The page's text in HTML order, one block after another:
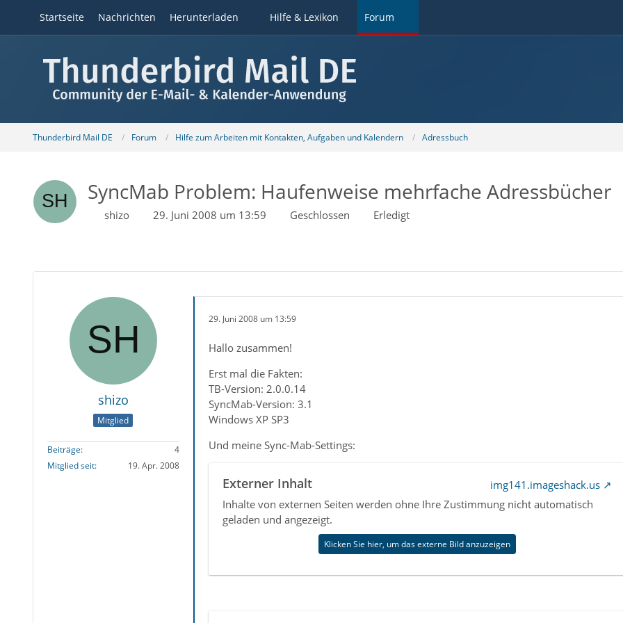
Startseite Nachrichten Herunterladen Hilfe & Lexikon Forum
Thunderbird Mail DE Forum Hilfe zum Arbeiten mit Kontakten, Aufgaben und Kalendern Adressbuch
SyncMab Problem: Haufenweise mehrfache Adressbücher
shizo 29. Juni 2008 um 13:59 Geschlossen Erledigt
shizo
Mitglied
Beiträge
4
Mitglied seit
19. Apr. 2008
29. Juni 2008 um 13:59
Hallo zusammen!
Erst mal die Fakten:
TB-Version: 2.0.0.14
SyncMab-Version: 3.1
Windows XP SP3
Und meine Sync-Mab-Settings:
Externer Inhalt
img141.imageshack.us
Inhalte von externen Seiten werden ohne Ihre Zustimmung nicht automatisch
geladen und angezeigt.
Klicken Sie hier, um das externe Bild anzuzeigen